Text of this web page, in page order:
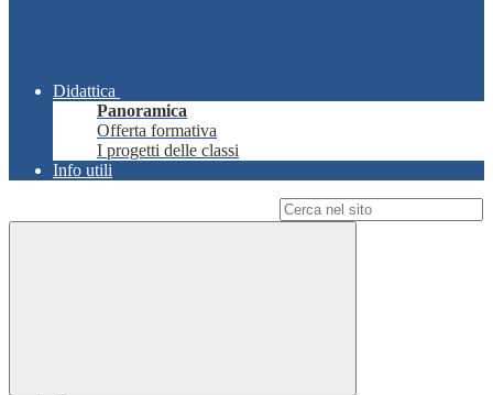
Didattica
Panoramica
Offerta formativa
I progetti delle classi
Info utili